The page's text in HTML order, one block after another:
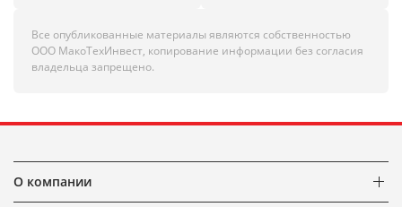
Все опубликованные материалы являются собственностью
ООО МакоТехИнвест, копирование информации без согласия
владельца запрещено.
О компании